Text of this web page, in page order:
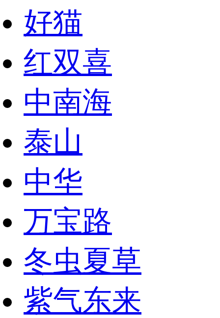
好猫
红双喜
中南海
泰山
中华
万宝路
冬虫夏草
紫气东来